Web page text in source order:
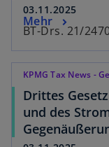
03.11.2025
BT-Drs. 21/
Mehr
KPMG Tax News -
Drittes
und des